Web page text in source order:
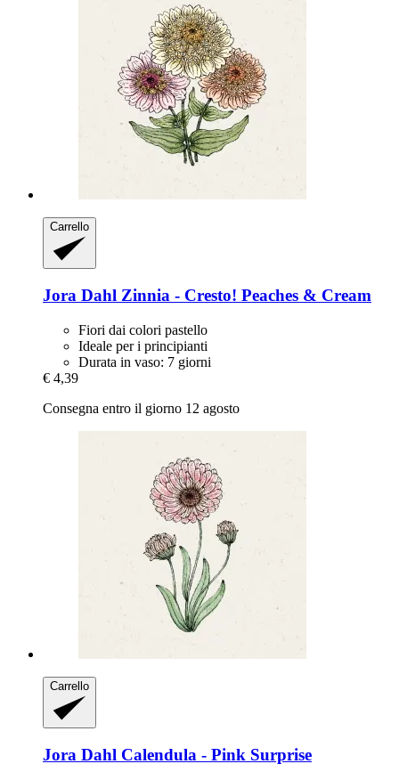
Carrello
Jora Dahl Zinnia -​ Cresto! Peaches & Cream
Fiori dai colori pastello
Ideale per i principianti
Durata in vaso: 7 giorni
€ 4,39
Consegna entro il giorno 12 agosto
Carrello
Jora Dahl Calendula -​ Pink Surprise